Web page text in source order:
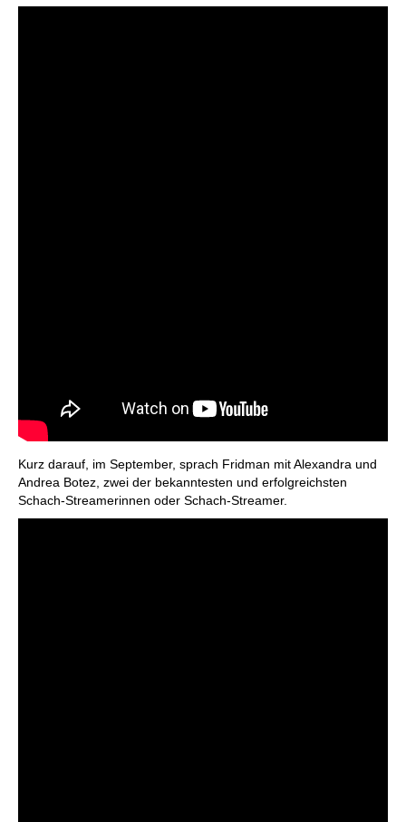
Kurz darauf, im September, sprach Fridman mit Alexandra und
Andrea Botez, zwei der bekanntesten und erfolgreichsten
Schach-Streamerinnen oder Schach-Streamer.